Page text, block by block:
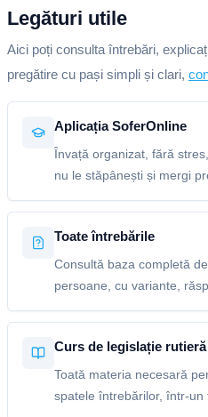
Legături utile
Aici poți consulta întrebări,
pregătire cu pași simpli și clari,
Aplicația SoferOnline
Învață organizat, fără
nu le stăpânești și mergi
Toate întrebările
Consultă baza completă
persoane, cu variante,
Curs de legislație rutieră
Toată materia necesară
spatele întrebărilor, într-un